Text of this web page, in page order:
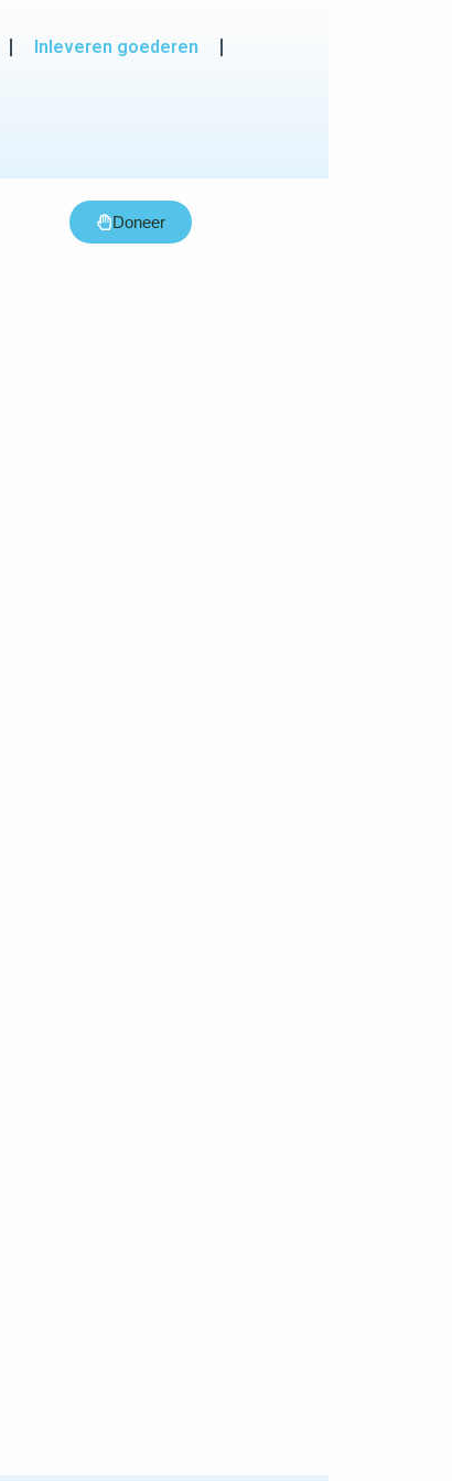
Inleveren goederen
Doneer